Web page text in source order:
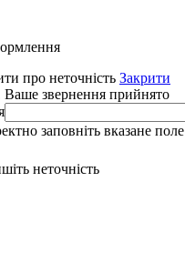
про неточність Закрити
Ваше звернення прийнято
заповніть вказане поле
неточність